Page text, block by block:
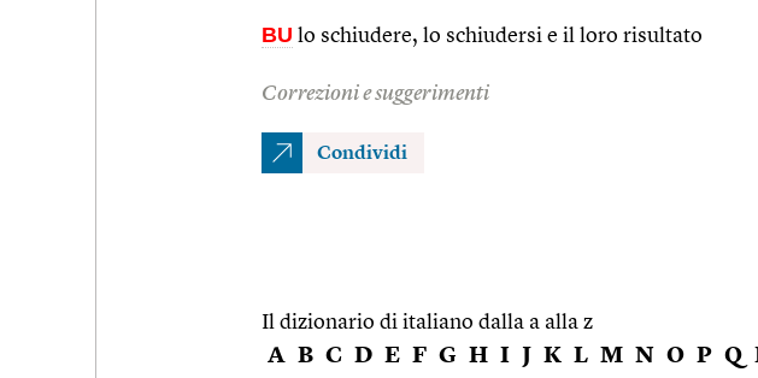
BU lo schiudere, lo schiudersi e il loro risultato
Correzioni e suggerimenti
Condividi
Il dizionario di italiano dalla a alla z
A B C D E F G H I J K L M N O P Q